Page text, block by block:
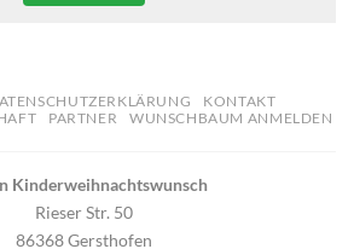
KONTAKT
PARTNER WUNSCHBAUM ANMELDEN
Kinderweihnachtswunsch
Rieser Str. 50
86368 Gersthofen